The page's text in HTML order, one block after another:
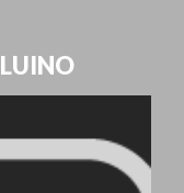
LUINO